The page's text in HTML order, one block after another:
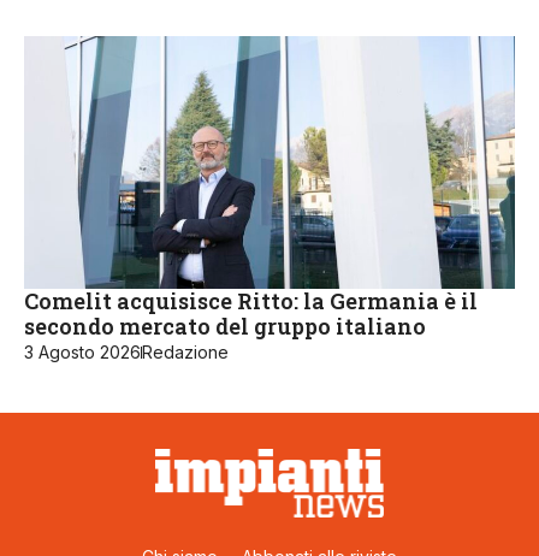
Comelit acquisisce Ritto: la Germania è il
secondo mercato del gruppo italiano
3 Agosto 2026Redazione